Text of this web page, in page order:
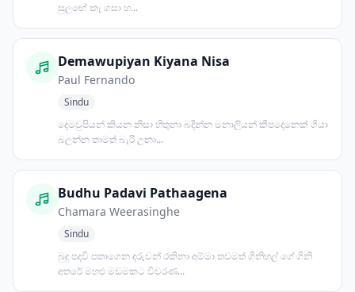
සුලඟේ කෑ ගසා හ...
Demawupiyan Kiyana Nisa
Paul Fernando
Sindu
දෙමවුපියන් කියන නිසා හිතුනා බදින්න මනාලියන් කීපදෙනෙක් ගියා
බලන්න තාමත් බැරි උනා...
Budhu Padavi Pathaagena
Chamara Weerasinghe
Sindu
බුදු පදවි පතාගෙන දරුවන් රකිනා අම්මා තවමත් ගිනිහල් ගේ ගිනි
අතරේ මහළු මඩමකට විවරණ...